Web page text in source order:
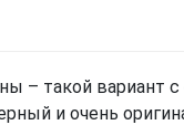
– такой вариант
и очень